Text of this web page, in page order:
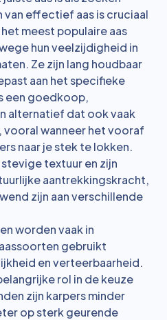
effectief aas is cruciaal
meest populaire aas
hun veelzijdigheid in
Ze zijn lang houdbaar
aan het specifieke
een goedkoop,
alternatief dat ook vaak
wanneer het vooraf
naar je stek te lokken.
textuur en zijn
aantrekkingskracht,
zijn aan verschillende
worden vaak in
gebruikt
en verteerbaarheid.
rol in de keuze
zijn karpers minder
op sterk geurende